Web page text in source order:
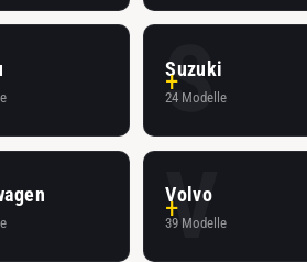
S
Suzuki
24 Modelle
V
Volvo
39 Modelle